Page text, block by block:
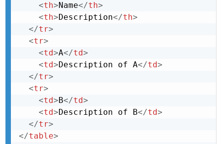
<th>Name</th>
<th>Description</th>
</tr>
<tr>
<td>A</td>
<td>Description of A</td>
</tr>
<tr>
<td>B</td>
<td>Description of B</td>
</tr>
</table>